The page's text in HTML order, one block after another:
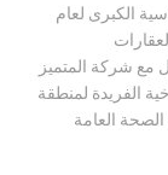
الهندسية الكبرى لعام
مع شركة المتميز
الفريدة لمنطقة
العامة